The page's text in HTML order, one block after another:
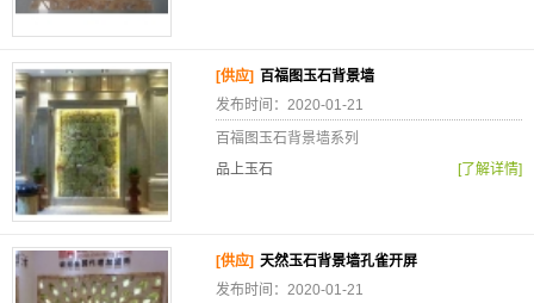
[供应] 百福图玉石背景墙
发布时间：2020-01-21
百福图玉石背景墙系列
品上玉石
[了解详情]
[供应] 天然玉石背景墙孔雀开屏
发布时间：2020-01-21